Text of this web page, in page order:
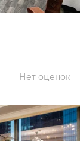
Нет оценок